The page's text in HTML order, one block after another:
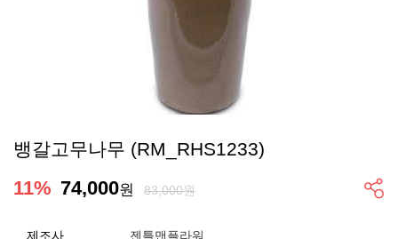
뱅갈고무나무 (RM_RHS1233)
11% 74,000원 83,000원
제조사
젠틀맨플라워